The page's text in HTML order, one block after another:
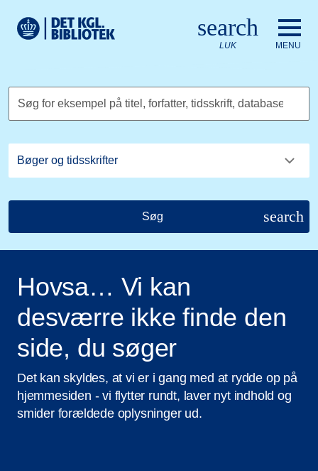
Det Kongelige Biblioteks logo. Gå til Det Kongelige
search
LUK MENU
Søg for eksempel på titel, forfatter, tidsskrift, database
Søg search
Hovsa… Vi kan
desværre ikke finde den
side, du søger
Det kan skyldes, at vi er i gang med at rydde op på
hjemmesiden - vi flytter rundt, laver nyt indhold og
smider forældede oplysninger ud.